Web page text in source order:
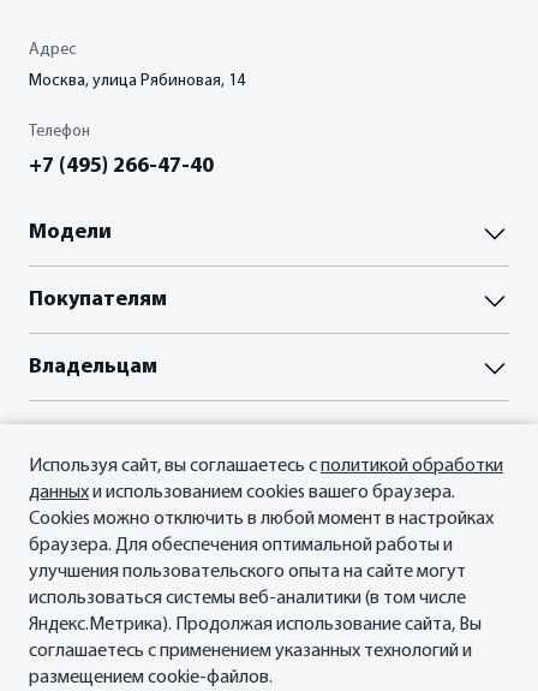
Адрес
Москва, улица Рябиновая, 14
Телефон
+7 (495) 266-47-40
Модели
Палассо
Покупателям
Пройти тест-драйв
Акции
Отзывы владельцев
ФИНАНСЫ И КРЕДИТ
Кредитные программы
Рассчитать кредит
Страхование
Владельцам
Сервисные документы
Официальный сервис Oting
О Бренде
Планета Паладин
Новости
СМИ о нас
Контакты
Мы в соцсетях
Используя сайт, вы соглашаетесь сполитикой обработки
данныхи использованием cookies вашего браузера.
Cookies можно отключить в любой момент в настройках
браузера. Для обеспечения оптимальной работы и
улучшения пользовательского опыта на сайте могут
использоваться системы веб-аналитики (в том числе
Яндекс.Метрика). Продолжая использование сайта, Вы
соглашаетесь с применением указанных технологий и
размещением cookie-файлов.